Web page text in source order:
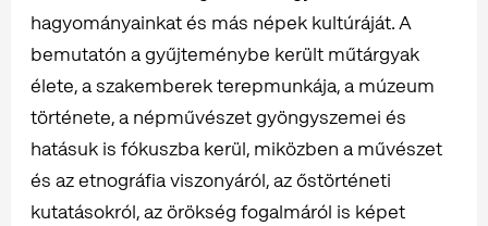
hagyományainkat és más népek kultúráját. A
bemutatón a gyűjteménybe került műtárgyak
élete, a szakemberek terepmunkája, a múzeum
története, a népművészet gyöngyszemei és
hatásuk is fókuszba kerül, miközben a művészet
és az etnográfia viszonyáról, az őstörténeti
kutatásokról, az örökség fogalmáról is képet